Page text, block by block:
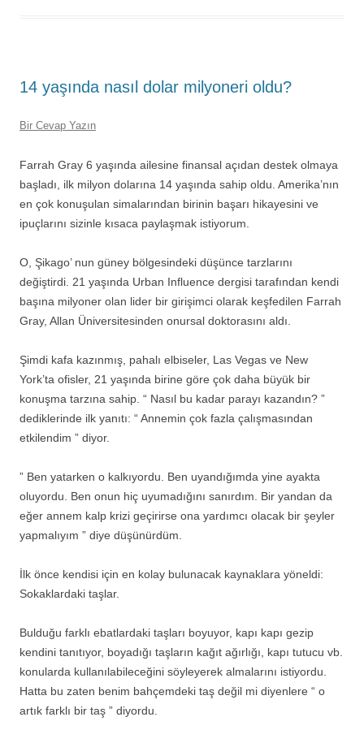
14 yaşında nasıl dolar milyoneri oldu?
Bir Cevap Yazın
Farrah Gray 6 yaşında ailesine finansal açıdan destek olmaya
başladı, ilk milyon dolarına 14 yaşında sahip oldu. Amerika’nın
en çok konuşulan simalarından birinin başarı hikayesini ve
ipuçlarını sizinle kısaca paylaşmak istiyorum.
O, Şikago’ nun güney bölgesindeki düşünce tarzlarını
değiştirdi. 21 yaşında Urban Influence dergisi tarafından kendi
başına milyoner olan lider bir girişimci olarak keşfedilen Farrah
Gray, Allan Üniversitesinden onursal doktorasını aldı.
Şimdi kafa kazınmış, pahalı elbiseler, Las Vegas ve New
York’ta ofisler, 21 yaşında birine göre çok daha büyük bir
konuşma tarzına sahip. “ Nasıl bu kadar parayı kazandın? ”
dediklerinde ilk yanıtı: “ Annemin çok fazla çalışmasından
etkilendim ” diyor.
” Ben yatarken o kalkıyordu. Ben uyandığımda yine ayakta
oluyordu. Ben onun hiç uyumadığını sanırdım. Bir yandan da
eğer annem kalp krizi geçirirse ona yardımcı olacak bir şeyler
yapmalıyım ” diye düşünürdüm.
İlk önce kendisi için en kolay bulunacak kaynaklara yöneldi:
Sokaklardaki taşlar.
Bulduğu farklı ebatlardaki taşları boyuyor, kapı kapı gezip
kendini tanıtıyor, boyadığı taşların kağıt ağırlığı, kapı tutucu vb.
konularda kullanılabileceğini söyleyerek almalarını istiyordu.
Hatta bu zaten benim bahçemdeki taş değil mi diyenlere “ o
artık farklı bir taş ” diyordu.